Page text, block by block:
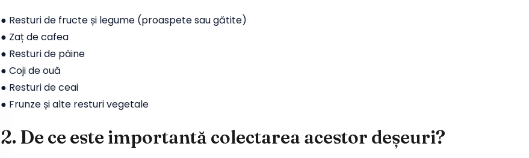
● Resturi de fructe și legume (proaspete sau gătite)
● Zaț de cafea
● Resturi de pâine
● Coji de ouă
● Resturi de ceai
● Frunze și alte resturi vegetale
2. De ce este importantă colectarea acestor deșeuri?